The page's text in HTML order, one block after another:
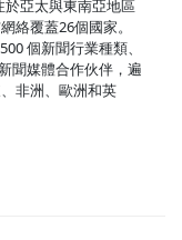
亞太與東南亞地區
絡覆蓋26個國家。
個新聞行業種類、
聞媒體合作伙伴，遍
非洲、歐洲和英